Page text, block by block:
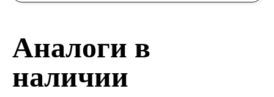
Аналоги в
наличии